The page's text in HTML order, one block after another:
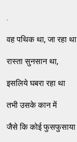
.
वह पथिक था, जा रहा था
रास्ता सुनसान था,
इसलिये घबरा रहा था
तभी उसके कान में
जैसे कि कोई फुसफुसाया